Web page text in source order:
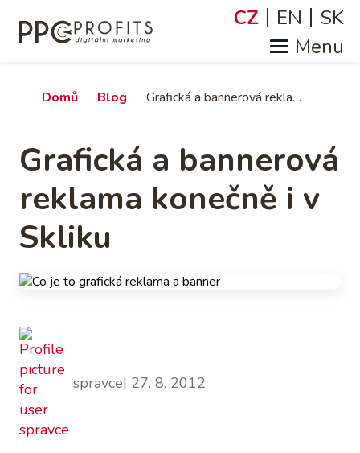
hlavnímu
Jazyky
CZ EN SK
Drobečková
Domů Blog Grafická a bannerová reklama konečně i v Skliku
Grafická a bannerová
reklama konečně i v
Skliku
spravce| 27. 8. 2012